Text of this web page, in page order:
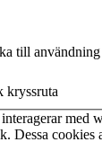
till
kryssruta
med
Dessa cookies